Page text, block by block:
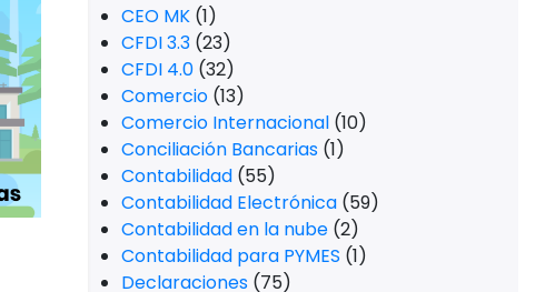
CEO MK (1)
CFDI 3.3 (23)
CFDI 4.0 (32)
Comercio (13)
Comercio Internacional (10)
Conciliación Bancarias (1)
Contabilidad (55)
Contabilidad Electrónica (59)
Contabilidad en la nube (2)
Contabilidad para PYMES (1)
Declaraciones (75)